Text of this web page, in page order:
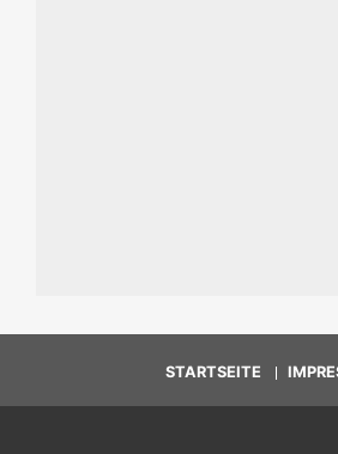
STARTSEITE